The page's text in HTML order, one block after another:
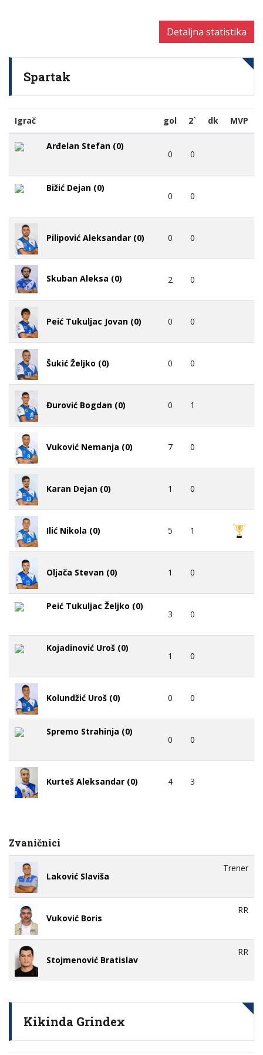
Detaljna statistika
Spartak
Igrač gol 2` dk MVP
Arđelan Stefan (0)
0 0
Bižić Dejan (0)
0 0
Pilipović Aleksandar (0) 0 0
Skuban Aleksa (0) 2 0
Peić Tukuljac Jovan (0) 0 0
Šukić Željko (0) 0 0
Đurović Bogdan (0) 0 1
Vuković Nemanja (0) 7 0
Karan Dejan (0) 1 0
Ilić Nikola (0) 5 1
Oljača Stevan (0) 1 0
Peić Tukuljac Željko (0)
3 0
Kojadinović Uroš (0)
1 0
Kolundžić Uroš (0) 0 0
Spremo Strahinja (0)
0 0
Kurteš Aleksandar (0) 4 3
Zvaničnici
Laković Slaviša
Trener
Vuković Boris
RR
Stojmenović Bratislav
RR
Kikinda Grindex